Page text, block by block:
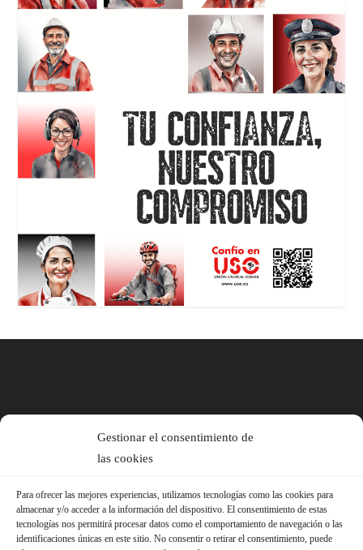
Gestionar el consentimiento de
las cookies
Para ofrecer las mejores experiencias, utilizamos tecnologías como las cookies para
almacenar y/o acceder a la información del dispositivo. El consentimiento de estas
tecnologías nos permitirá procesar datos como el comportamiento de navegación o las
identificaciones únicas en este sitio. No consentir o retirar el consentimiento, puede